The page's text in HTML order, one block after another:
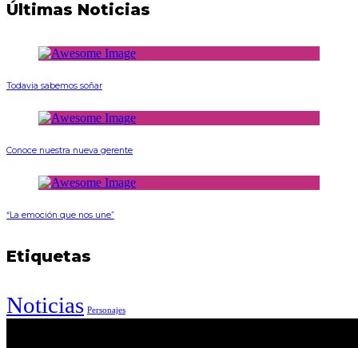
Últimas Noticias
Todavia sabemos soñar
Conoce nuestra nueva gerente
“La emoción que nos une”
Etiquetas
Noticias Personajes